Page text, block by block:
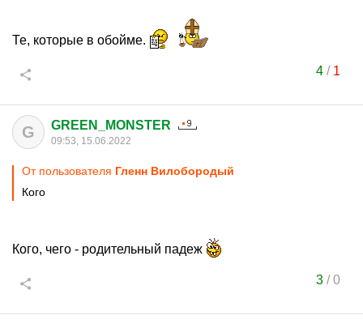
Те, которые в обойме.
4/ 1
G GREEN_MONSTER
09:53, 15.06.2022
От пользователя Гленн Вилобородый
Кого
Кого, чего - родительный падеж
3/0